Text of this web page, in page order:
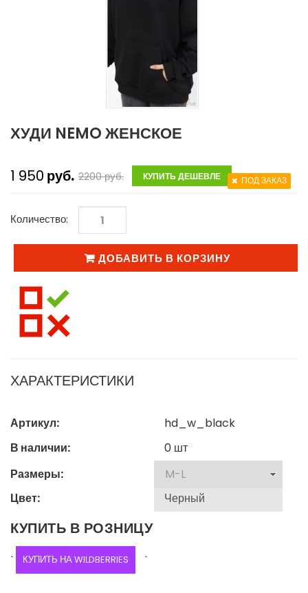
ХУДИ NEMO ЖЕНСКОЕ
1 950 руб. 2200руб. КУПИТЬ ДЕШЕВЛЕ ПОД ЗАКАЗ
Количество:
ДОБАВИТЬ В КОРЗИНУ
ХАРАКТЕРИСТИКИ
Артикул:
hd_w_black
В наличии:
0 шт
Размеры:
Цвет:
КУПИТЬ В РОЗНИЦУ
` КУПИТЬ НА WILDBERRIES `